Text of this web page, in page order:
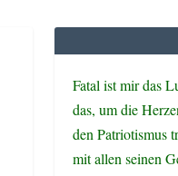
Fatal ist mir das
das, um die
den Patriotismus
mit allen seinen